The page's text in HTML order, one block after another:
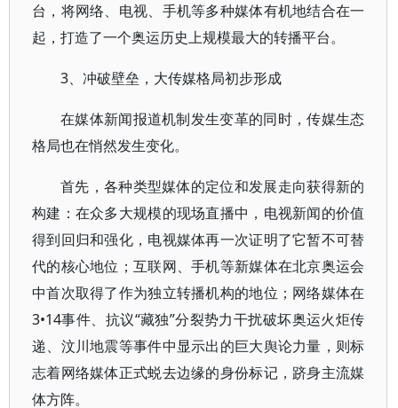
台，将网络、电视、手机等多种媒体有机地结合在一
起，打造了一个奥运历史上规模最大的转播平台。
3、冲破壁垒，大传媒格局初步形成
在媒体新闻报道机制发生变革的同时，传媒生态
格局也在悄然发生变化。
首先，各种类型媒体的定位和发展走向获得新的
构建：在众多大规模的现场直播中，电视新闻的价值
得到回归和强化，电视媒体再一次证明了它暂不可替
代的核心地位；互联网、手机等新媒体在北京奥运会
中首次取得了作为独立转播机构的地位；网络媒体在
3•14事件、抗议“藏独”分裂势力干扰破坏奥运火炬传
递、汶川地震等事件中显示出的巨大舆论力量，则标
志着网络媒体正式蜕去边缘的身份标记，跻身主流媒
体方阵。